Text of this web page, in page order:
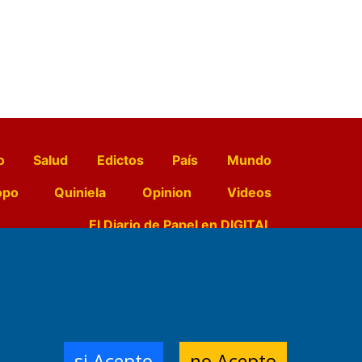
Salud Edictos País
Mundo
Quiniela Opinion
Videos
El Diario de Papel en DIGITAL